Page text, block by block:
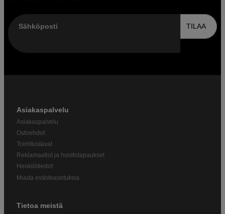
Sähköposti TILAA
Asiakaspalvelu
Asiakaspalvelu
Ostoehdot
Toimitustavat
Reklamaatiot ja huoltotapaukset
Henkilötiedot
Muuta evästeasetuksia
Tietoa meistä